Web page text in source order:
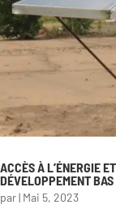
ACCÈS À L’ÉNERGIE
DÉVELOPPEMENT
par| Mai 5, 2023